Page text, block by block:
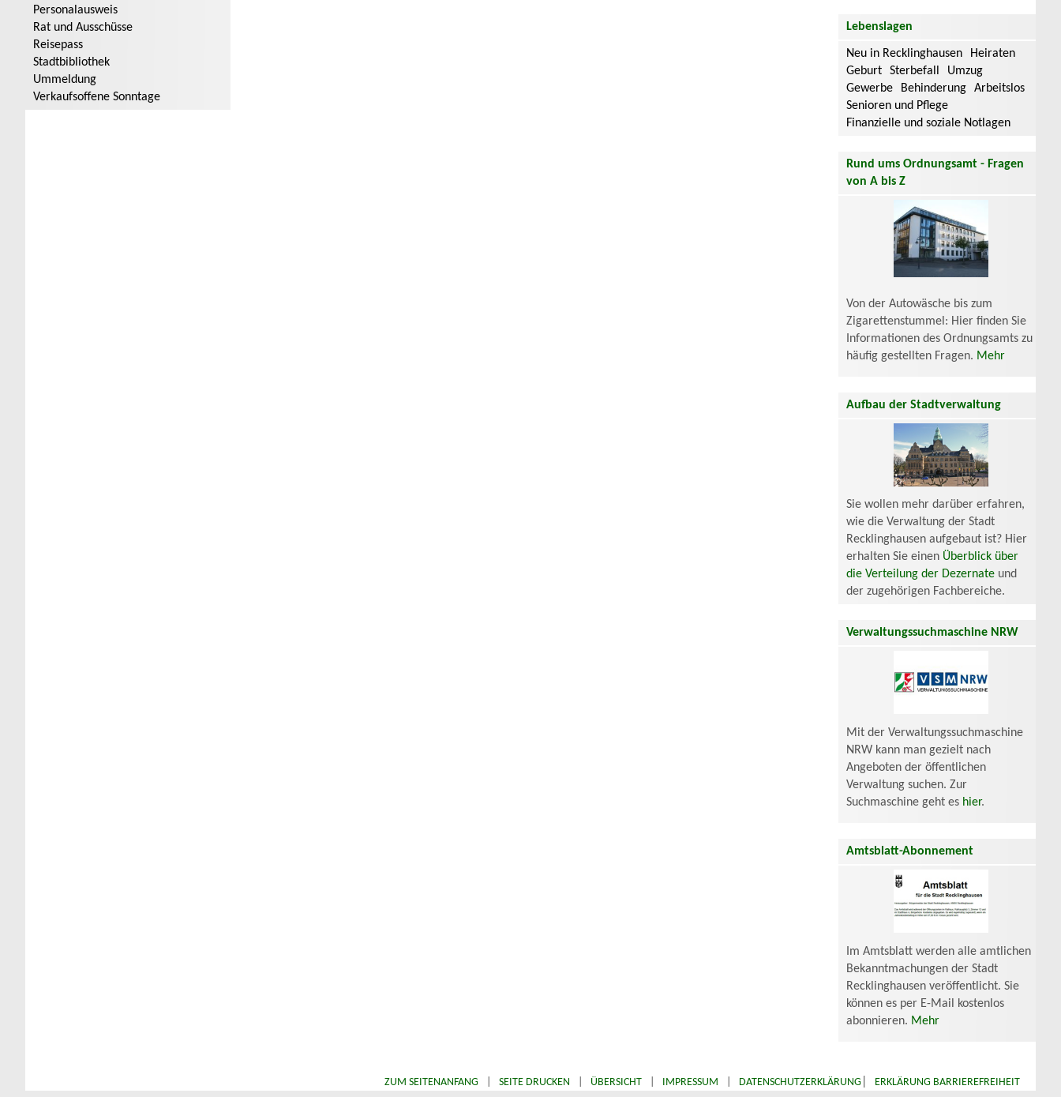
Personalausweis
Rat und Ausschüsse
Reisepass
Stadtbibliothek
Ummeldung
Verkaufsoffene Sonntage
Lebenslagen
Neu in Recklinghausen
Heiraten
Geburt
Sterbefall
Umzug
Gewerbe
Behinderung
Arbeitslos
Senioren und Pflege
Finanzielle und soziale Notlagen
Rund ums Ordnungsamt - Fragen
von A bis Z
Von der Autowäsche bis zum
Zigarettenstummel: Hier finden Sie
Informationen des Ordnungsamts zu
häufig gestellten Fragen. Mehr
Aufbau der Stadtverwaltung
Sie wollen mehr darüber erfahren,
wie die Verwaltung der Stadt
Recklinghausen aufgebaut ist? Hier
erhalten Sie einen Überblick über
die Verteilung der Dezernate und
der zugehörigen Fachbereiche.
Verwaltungssuchmaschine NRW
Mit der Verwaltungssuchmaschine
NRW kann man gezielt nach
Angeboten der öffentlichen
Verwaltung suchen. Zur
Suchmaschine geht es hier.
Amtsblatt-Abonnement
Im Amtsblatt werden alle amtlichen
Bekanntmachungen der Stadt
Recklinghausen veröffentlicht. Sie
können es per E-Mail kostenlos
abonnieren. Mehr
ZUM SEITENANFANG SEITE DRUCKEN ÜBERSICHT IMPRESSUM DATENSCHUTZERKLÄRUNG ERKLÄRUNG BARRIEREFREIHEIT